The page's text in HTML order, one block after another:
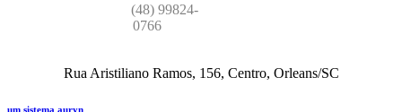
(48) 99824-
0766
Rua Aristiliano Ramos, 156, Centro, Orleans/SC
um sistema auryn